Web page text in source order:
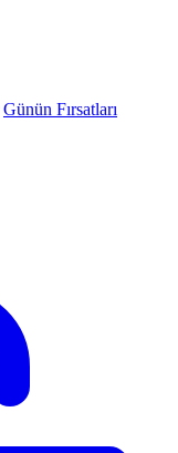
Günün Fırsatları